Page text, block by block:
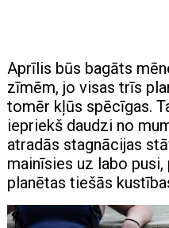
Aprīlis būs bagāts
zīmēm, jo ​​visas trīs
tomēr kļūs spēcīgas.
iepriekš daudzi no
atradās stagnācijas
mainīsies uz labo
planētas tiešās